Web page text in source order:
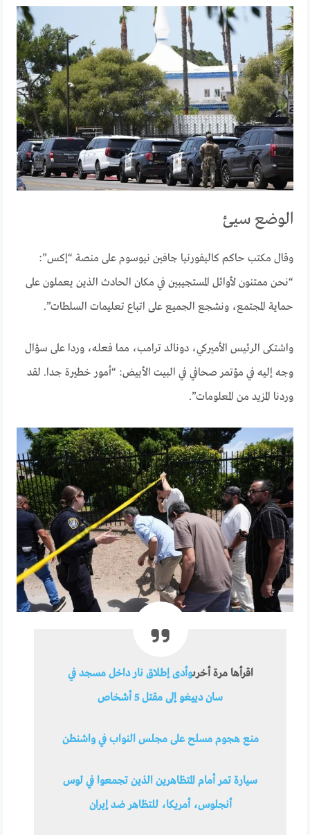
الوضع سيئ
وقال مكتب حاكم كاليفورنيا جافين نيوسوم على منصة “إكس”:
“نحن ممتنون لأوائل المستجيبين في مكان الحادث الذين يعملون على
حماية المجتمع، ونشجع الجميع على اتباع تعليمات السلطات”.
واشتكى الرئيس الأميركي، دونالد ترامب، مما فعله، وردا على سؤال
وجه إليه في مؤتمر صحافي في البيت الأبيض: “أمور خطيرة جدا. لقد
وردنا المزيد من المعلومات”.
اقرأها مرة أخرىوأدى إطلاق نار داخل مسجد في
سان دييغو إلى مقتل 5 أشخاص
منع هجوم مسلح على مجلس النواب في واشنطن
سيارة تمر أمام المتظاهرين الذين تجمعوا في لوس
أنجلوس، أمريكا، للتظاهر ضد إيران